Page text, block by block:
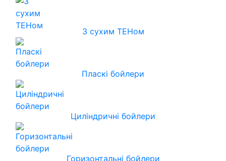
З сухим ТЕНом
Пласкі бойлери
Циліндричні бойлери
Горизонтальні бойлери